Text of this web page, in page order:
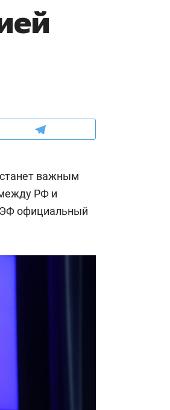
важным
РФ и
официальный
школьной формы о контрафакте,
налогах и развитии без кредитов
Рекомендуем